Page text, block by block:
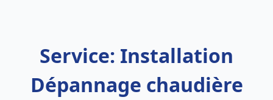
Service: Installation
Dépannage chaudière